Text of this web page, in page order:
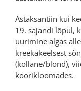
Astaksantiin kui
19. sajandi lõpul,
uurimine algas
kreekakeelsest
(kollane/blond),
koorikloomades.